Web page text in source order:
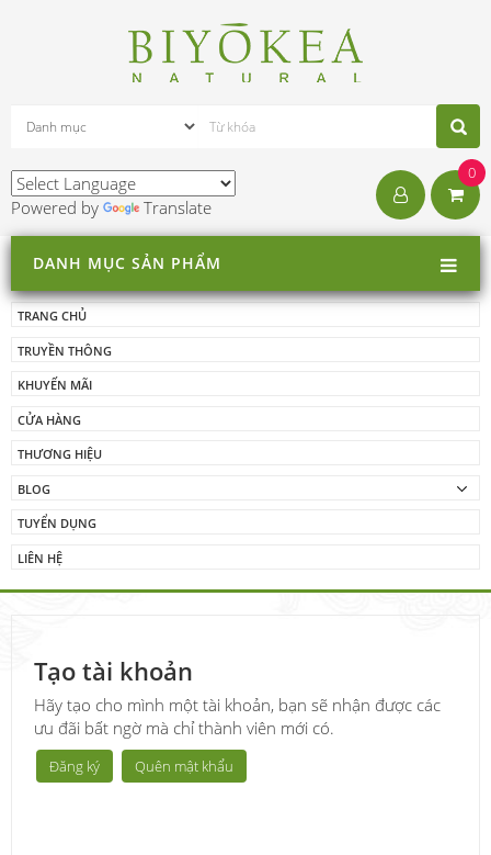
Powered by Translate
0
DANH MỤC SẢN PHẨM
TRANG CHỦ
TRUYỀN THÔNG
KHUYẾN MÃI
CỬA HÀNG
THƯƠNG HIỆU
BLOG
TUYỂN DỤNG
LIÊN HỆ
Tạo tài khoản
Hãy tạo cho mình một tài khoản, bạn sẽ nhận được các
ưu đãi bất ngờ mà chỉ thành viên mới có.
Đăng ký Quên mật khẩu